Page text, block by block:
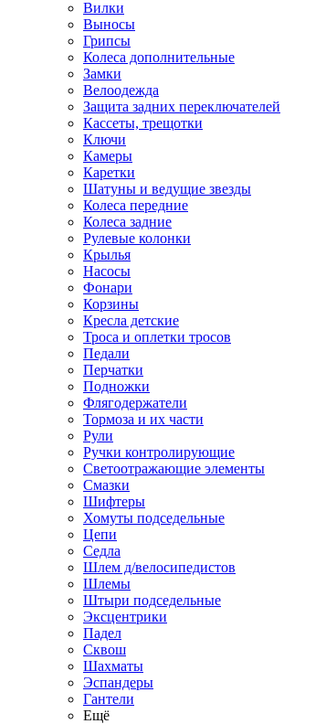
Вилки
Выносы
Грипсы
Колеса дополнительные
Замки
Велоодежда
Защита задних переключателей
Кассеты, трещотки
Ключи
Камеры
Каретки
Шатуны и ведущие звезды
Колеса передние
Колеса задние
Рулевые колонки
Крылья
Насосы
Фонари
Корзины
Кресла детские
Троса и оплетки тросов
Педали
Перчатки
Подножки
Флягодержатели
Тормоза и их части
Рули
Ручки контролирующие
Светоотражающие элементы
Смазки
Шифтеры
Хомуты подседельные
Цепи
Седла
Шлем д/велосипедистов
Шлемы
Штыри подседельные
Эксцентрики
Падел
Сквош
Шахматы
Эспандеры
Гантели
Ещё